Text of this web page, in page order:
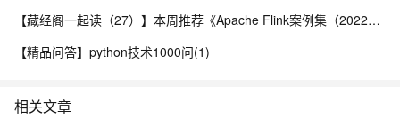
【藏经阁一起读（27）】本周推荐《Apache Flink案例集（2022版）》，你有哪些心得？
【精品问答】python技术1000问(1)
相关文章